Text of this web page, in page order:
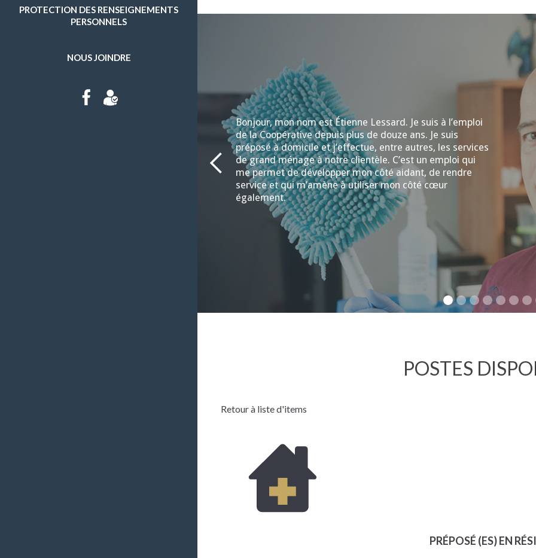
PROTECTION DES RENSEIGNEMENTS
PERSONNELS
NOUS JOINDRE
FACEBOOK
Bonjour, mon nom est Étienne Lessard. Je suis à l’emploi
de la Coopérative depuis plus de douze ans. Je suis
préposé à domicile et j’effectue, entre autres, les services
de grand ménage à notre clientèle. C’est un emploi qui
me permet de développer mon côté aidant, de rendre
service et qui m’amène à utiliser mon côté cœur
également.
POSTES
Retour à liste d'items
PRÉPOSÉ (ES) EN